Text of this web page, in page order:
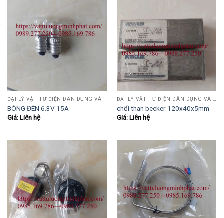
ĐẠI LÝ VẬT TƯ ĐIỆN DÂN DỤNG VÀ CÔNG NGHIỆP , TỰ ĐỘNG HÓA.....
BÓNG ĐÈN 6.3V 15A
Giá: Liên hệ
ĐẠI LÝ VẬT TƯ ĐIỆN DÂN DỤNG VÀ CÔNG NGHIỆP , TỰ ĐỘNG HÓA.....
chổi than becker 120x40x5mm
Giá: Liên hệ